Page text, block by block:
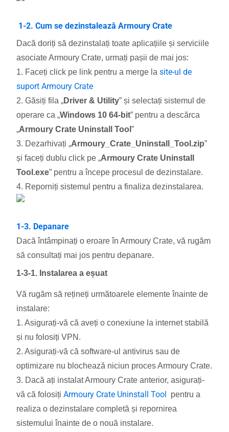
1-2. Cum se dezinstalează Armoury Crate
Dacă doriți să dezinstalați toate aplicațiile și serviciile
asociate Armoury Crate, urmați pașii de mai jos:
1. Faceți click pe link pentru a merge la site-ul de
suport Armoury Crate
2. Găsiți fila „Driver & Utility” și selectați sistemul de
operare ca „Windows 10 64-bit” pentru a descărca
„Armoury Crate Uninstall Tool ”
3. Dezarhivați „Armoury_Crate_Uninstall_Tool.zip”
și faceți dublu click pe „Armoury Crate Uninstall
Tool.exe” pentru a începe procesul de dezinstalare.
4. Reporniți sistemul pentru a finaliza dezinstalarea.
1-3. Depanare
Dacă întâmpinați o eroare în Armoury Crate, vă rugăm
să consultați mai jos pentru depanare.
1-3-1. Instalarea a eșuat
Vă rugăm să rețineți următoarele elemente înainte de
instalare:
1. Asigurați-vă că aveți o conexiune la internet stabilă
și nu folosiți VPN.
2. Asigurați-vă că software-ul antivirus sau de
optimizare nu blochează niciun proces Armoury Crate.
3. Dacă ați instalat Armoury Crate anterior, asigurați-
vă că folosiți Armoury Crate Uninstall Tool pentru a
realiza o dezinstalare completă și repornirea
sistemului înainte de o nouă instalare.